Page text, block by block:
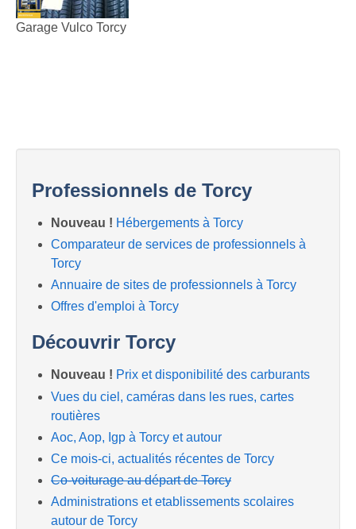
Garage Vulco Torcy
Professionnels de Torcy
Nouveau ! Hébergements à Torcy
Comparateur de services de professionnels à
Torcy
Annuaire de sites de professionnels à Torcy
Offres d'emploi à Torcy
Découvrir Torcy
Nouveau ! Prix et disponibilité des carburants
Vues du ciel, caméras dans les rues, cartes
routières
Aoc, Aop, Igp à Torcy et autour
Ce mois-ci, actualités récentes de Torcy
Co-voiturage au départ de Torcy
Administrations et etablissements scolaires
autour de Torcy